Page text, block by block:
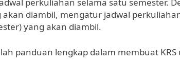
perkuliahan selama satu semester.
akan diambil, mengatur jadwal
yang akan diambil.
panduan lengkap dalam membuat